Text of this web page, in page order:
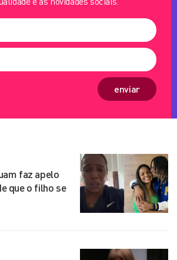
enviar
faz apelo
que o filho se